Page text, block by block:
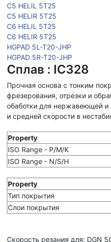
C5 HELIL 5T25
C5 HELIR 5T25
C6 HELIL 5T25
C6 HELIR 5T25
HGPAD 5L-T20-JHP
HGPAD 5R-T20-JHP
Сплав : IC328
Прочная основа с тонким
фрезерования, отрезки и
обаботки для нержавеющей и
и средней скорости в
Property
ISO Range - P/M/K
ISO Range - N/S/H
Property
Тип покрытия
Слои покрытия
Скорость резания для: DGN